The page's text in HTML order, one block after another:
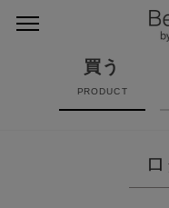
買う
PRODUCT